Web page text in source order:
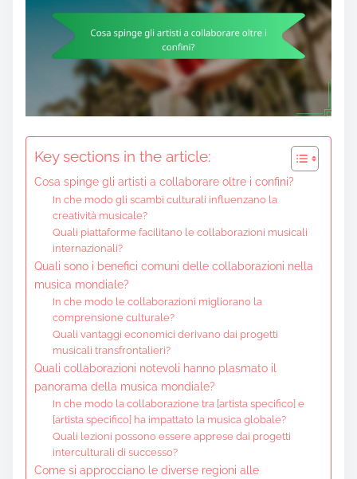
Key sections in the article:
Cosa spinge gli artisti a collaborare oltre i confini?
In che modo gli scambi culturali influenzano la
creatività musicale?
Quali piattaforme facilitano le collaborazioni musicali
internazionali?
Quali sono i benefici comuni delle collaborazioni nella
musica mondiale?
In che modo le collaborazioni migliorano la
comprensione culturale?
Quali vantaggi economici derivano dai progetti
musicali transfrontalieri?
Quali collaborazioni notevoli hanno plasmato il
panorama della musica mondiale?
In che modo la collaborazione tra [artista specifico] e
[artista specifico] ha impattato la musica globale?
Quali lezioni possono essere apprese dai progetti
interculturali di successo?
Come si approcciano le diverse regioni alle